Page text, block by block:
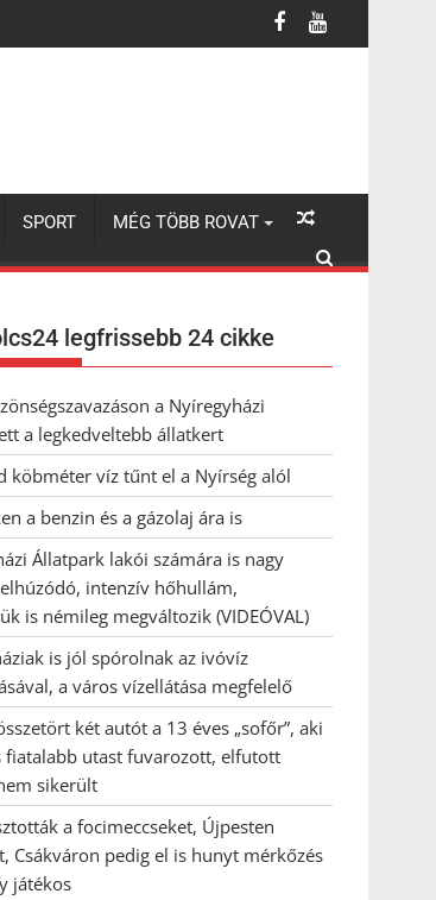
SPORT MÉG TÖBB ROVAT
legfrissebb 24 cikke
a Nyíregyházi
a legkedveltebb állatkert
köbméter víz tűnt el a Nyírség alól
a benzin és a gázolaj ára is
Állatpark lakói számára is nagy
intenzív hőhullám,
is némileg megváltozik (VIDEÓVAL)
is jól spórolnak az ivóvíz
a város vízellátása megfelelő
két autót a 13 éves „sofőr”, aki
fiatalabb utast fuvarozott, elfutott
sikerült
a focimeccseket, Újpesten
Csákváron pedig el is hunyt mérkőzés
játékos